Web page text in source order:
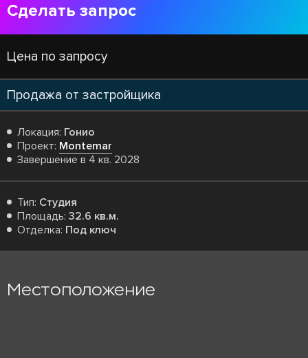
Сделать запрос
Цена по запросу
Продажа от застройщика
Локация: Гонио
Проект: Montemar
Завершение в 4 кв. 2028
Тип: Студия
Площадь: 32.6 кв.м.
Отделка: Под ключ
Местоположение